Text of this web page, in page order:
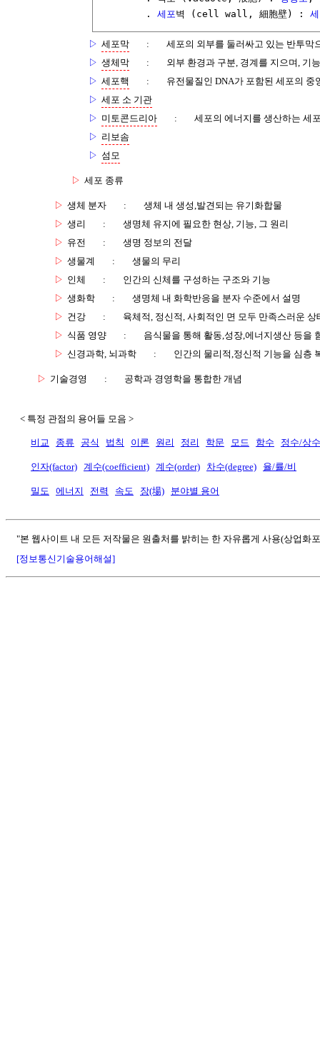
        .
세포벽 (cell wall, 細胞壁) :
▷ 세포막 :
세포의 외부를 둘러싸고 있는 반투막
▷ 생체막 :
외부 환경과 구분, 경계를 지으며, 기
▷ 세포핵 :
유전물질인 DNA가 포함된 세포의
▷ 세포 소 기관
▷ 미토콘드리아 :
세포의 에너지를 생산하는 세
▷ 리보솜
▷ 섬모
▷ 세포 종류
▷ 생체 분자 :
생체 내 생성,발견되는 유기화합물
▷ 생리 :
생명체 유지에 필요한 현상, 기능, 그 원리
▷ 유전 :
생명 정보의 전달
▷ 생물계 :
생물의 무리
▷ 인체 :
인간의 신체를 구성하는 구조와 기능
▷ 생화학 :
생명체 내 화학반응을 분자 수준에서 설명
▷ 건강 :
육체적, 정신적, 사회적인 면 모두 만족스러운 상
▷ 식품 영양 :
음식물을 통해 활동,성장,에너지생산 등을
▷ 신경과학, 뇌과학 : 인간의 물리적,정신적 기능을 심층
▷ 기술경영 : 공학과 경영학을 통합한 개념
< 특정 관점의 용어들 모음 >
비교 종류 공식 법칙 이론 원리 정리 학문 모드 함수 정수/상수
인자(factor) 계수(coefficient) 계수(order) 차수(degree) 율/률/비
밀도 에너지 전력 속도 장(場) 분야별 용어
"본 웹사이트 내 모든 저작물은 원출처를 밝히는 한 자유롭게 사용(상업화
[정보통신기술용어해설]